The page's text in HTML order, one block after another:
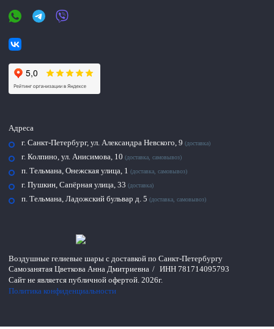
Воздушные гелиевые шары с доставкой по Санкт-Петербургу
Самозанятая Цветкова Анна Дмитриевна / ИНН 781714095793
Сайт не является публичной офертой. 2026г.
Политика конфиденциальности
Адреса
г. Санкт-Петербург, ул. Александра Невского, 9 (доставка)
г. Колпино, ул. Анисимова, 10 (доставка, самовывоз)
п. Тельмана, Онежская улица, 1 (доставка, самовывоз)
г. Пушкин, Сапёрная улица, 33 (доставка)
п. Тельмана, Ладожский бульвар д. 5 (доставка, самовывоз)